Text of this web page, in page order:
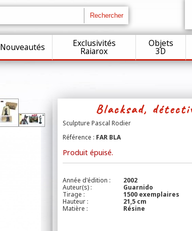
Nouveautés Exclusivités
Raiarox
Objets
3D
Blacksad,
Sculpture Pascal Rodier
Référence : FAR BLA
Produit épuisé.
Année d'édition :
2002
Auteur(s) :
Guarnido
Tirage :
1500 exemplaires
Hauteur :
21,5 cm
Matière :
Résine